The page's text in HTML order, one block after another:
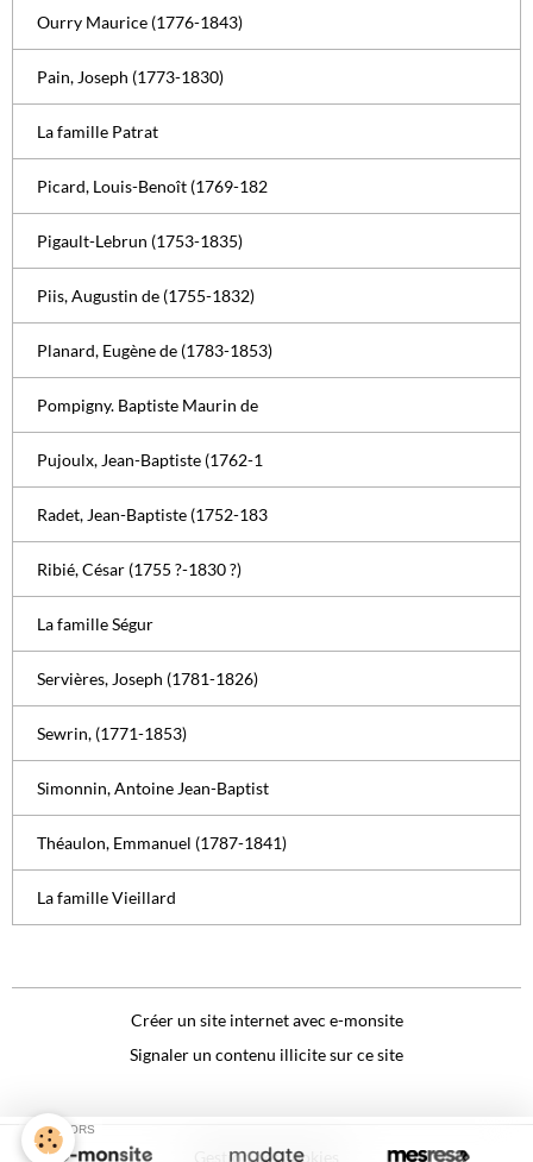
Ourry Maurice (1776-1843)
Pain, Joseph (1773-1830)
La famille Patrat
Picard, Louis-Benoît (1769-182
Pigault-Lebrun (1753-1835)
Piis, Augustin de (1755-1832)
Planard, Eugène de (1783-1853)
Pompigny. Baptiste Maurin de
Pujoulx, Jean-Baptiste (1762-1
Radet, Jean-Baptiste (1752-183
Ribié, César (1755 ?-1830 ?)
La famille Ségur
Servières, Joseph (1781-1826)
Sewrin, (1771-1853)
Simonnin, Antoine Jean-Baptist
Théaulon, Emmanuel (1787-1841)
La famille Vieillard
Créer un site internet avec e-monsite
Signaler un contenu illicite sur ce site
Gestion des cookies
SPONSORS